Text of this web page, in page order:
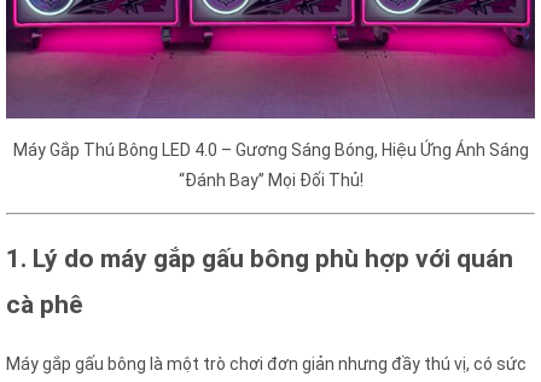
Máy Gắp Thú Bông LED 4.0 – Gương Sáng Bóng, Hiệu Ứng Ánh Sáng
“Đánh Bay” Mọi Đối Thủ!
1. Lý do máy gắp gấu bông phù hợp với quán
cà phê
Máy gắp gấu bông là một trò chơi đơn giản nhưng đầy thú vị, có sức